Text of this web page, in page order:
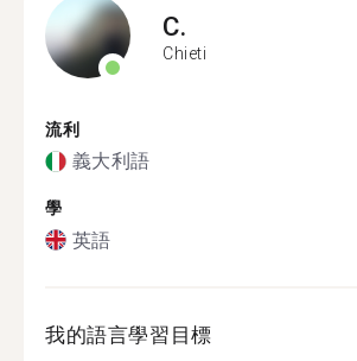
C.
Chieti
流利
義大利語
學
英語
我的語言學習目標